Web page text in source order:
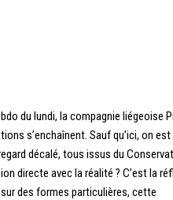
du lundi, la compagnie liégeoise
s’enchaînent. Sauf qu’ici, on est
décalé, tous issus du
directe avec la réalité ? C’est la
des formes particulières, cette